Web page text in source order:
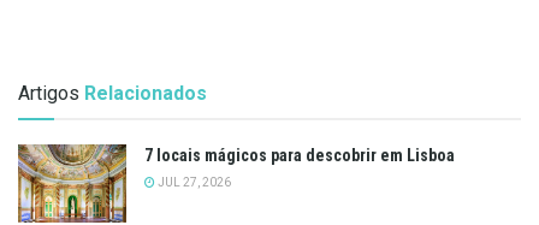
Artigos Relacionados
7 locais mágicos para descobrir em Lisboa
JUL 27, 2026